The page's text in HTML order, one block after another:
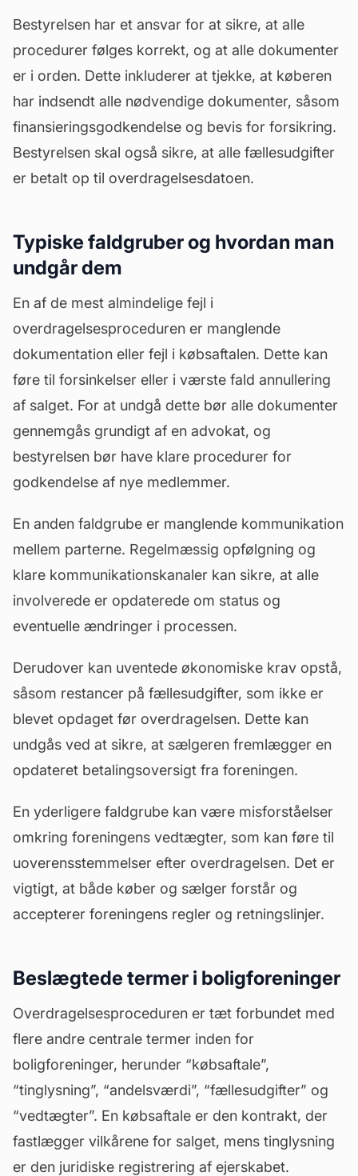
Bestyrelsen har et ansvar for at sikre, at alle
procedurer følges korrekt, og at alle dokumenter
er i orden. Dette inkluderer at tjekke, at køberen
har indsendt alle nødvendige dokumenter, såsom
finansieringsgodkendelse og bevis for forsikring.
Bestyrelsen skal også sikre, at alle fællesudgifter
er betalt op til overdragelsesdatoen.
Typiske faldgruber og hvordan man
undgår dem
En af de mest almindelige fejl i
overdragelsesproceduren er manglende
dokumentation eller fejl i købsaftalen. Dette kan
føre til forsinkelser eller i værste fald annullering
af salget. For at undgå dette bør alle dokumenter
gennemgås grundigt af en advokat, og
bestyrelsen bør have klare procedurer for
godkendelse af nye medlemmer.
En anden faldgrube er manglende kommunikation
mellem parterne. Regelmæssig opfølgning og
klare kommunikationskanaler kan sikre, at alle
involverede er opdaterede om status og
eventuelle ændringer i processen.
Derudover kan uventede økonomiske krav opstå,
såsom restancer på fællesudgifter, som ikke er
blevet opdaget før overdragelsen. Dette kan
undgås ved at sikre, at sælgeren fremlægger en
opdateret betalingsoversigt fra foreningen.
En yderligere faldgrube kan være misforståelser
omkring foreningens vedtægter, som kan føre til
uoverensstemmelser efter overdragelsen. Det er
vigtigt, at både køber og sælger forstår og
accepterer foreningens regler og retningslinjer.
Beslægtede termer i boligforeninger
Overdragelsesproceduren er tæt forbundet med
flere andre centrale termer inden for
boligforeninger, herunder “købsaftale”,
“tinglysning”, “andelsværdi”, “fællesudgifter” og
“vedtægter”. En købsaftale er den kontrakt, der
fastlægger vilkårene for salget, mens tinglysning
er den juridiske registrering af ejerskabet.